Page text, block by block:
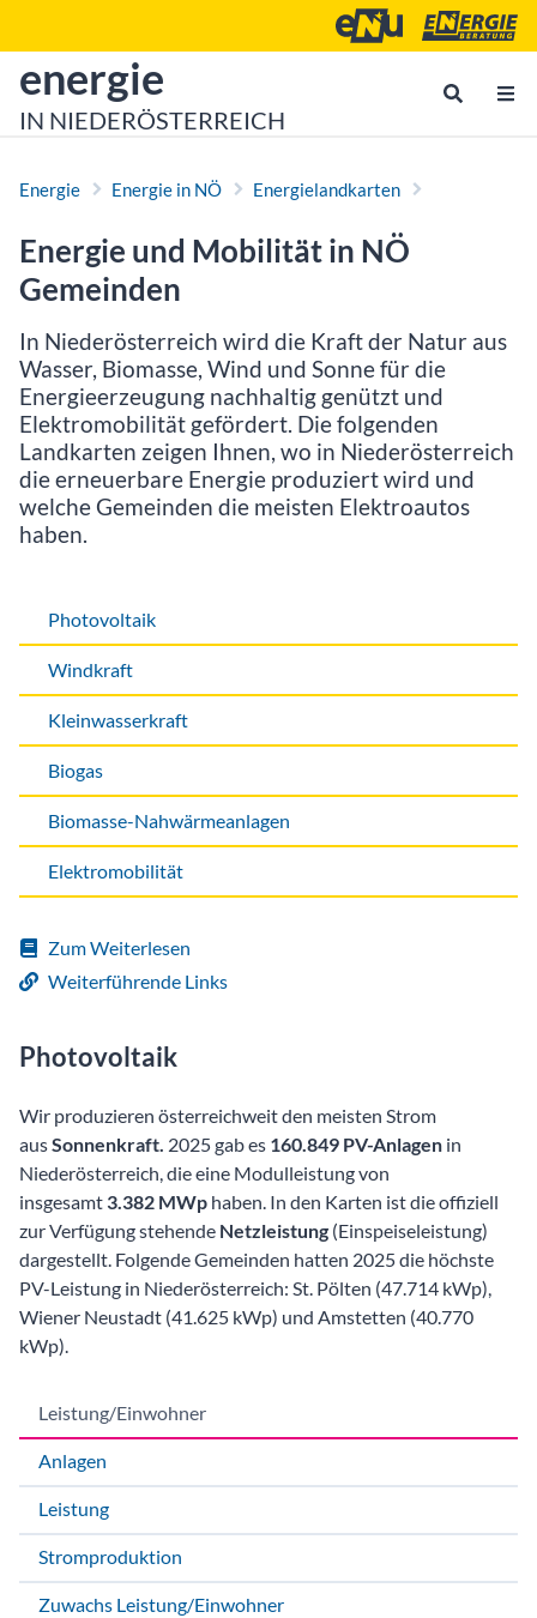
Energie- und
zur Startseite von
energie
IN NIEDERÖSTERREICH
Energie Energie in NÖ Energielandkarten
Energie und Mobilität in NÖ
Gemeinden
In Niederösterreich wird die Kraft der Natur aus
Wasser, Biomasse, Wind und Sonne für die
Energieerzeugung nachhaltig genützt und
Elektromobilität gefördert. Die folgenden
Landkarten zeigen Ihnen, wo in Niederösterreich
die erneuerbare Energie produziert wird und
welche Gemeinden die meisten Elektroautos
haben.
Photovoltaik
Windkraft
Kleinwasserkraft
Biogas
Biomasse-Nahwärmeanlagen
Elektromobilität
Zum Weiterlesen
Weiterführende Links
Photovoltaik
Wir produzieren österreichweit den meisten Strom
ausSonnenkraft. 2025 gab es 160.849 PV-Anlagen in
Niederösterreich, die eine Modulleistung von
insgesamt 3.382 MWp haben. In den Karten ist die offiziell
zur Verfügung stehende Netzleistung (Einspeiseleistung)
dargestellt. Folgende Gemeinden hatten 2025 die höchste
PV-Leistung in Niederösterreich: St. Pölten (47.714 kWp),
Wiener Neustadt (41.625 kWp) und Amstetten (40.770
kWp).
Leistung/Einwohner
Anlagen
Leistung
Stromproduktion
Zuwachs Leistung/Einwohner